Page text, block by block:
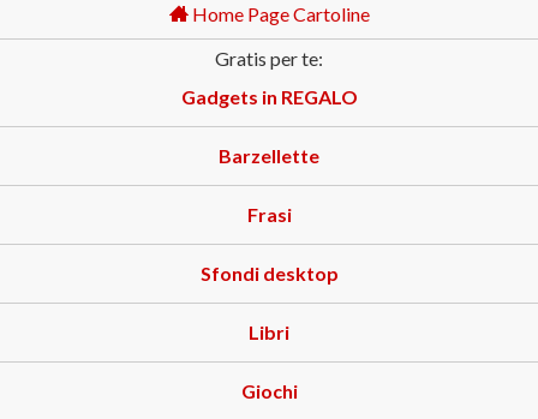
Home Page Cartoline
Gratis per te:
Gadgets in REGALO
Barzellette
Frasi
Sfondi desktop
Libri
Giochi